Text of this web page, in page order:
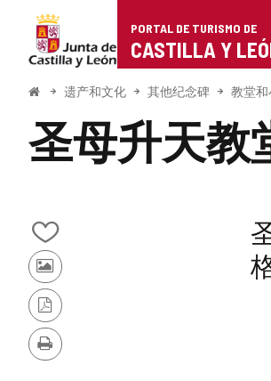
Portal
de
Turismo
Castilla
León
PORTAL DE TURISMO DE
CASTILLA Y
开
遗产和文化 其他纪念碑 教堂
圣母升天教
从
我
的
笔
记
本
中
添
其
他
游
客
的
照
PDF
版
本
打